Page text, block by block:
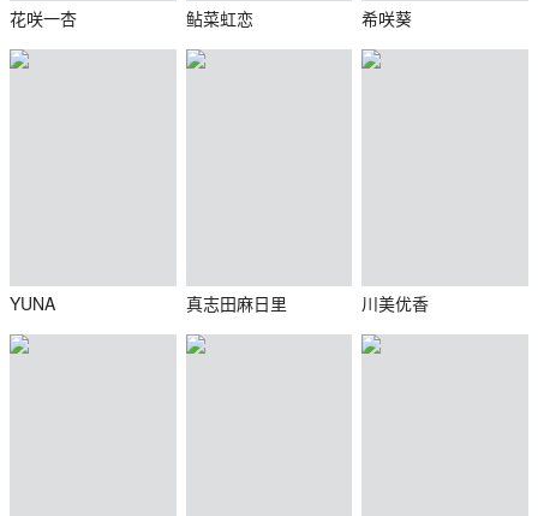
花咲一杏 鲇菜虹恋 希咲葵
YUNA 真志田麻日里 川美优香